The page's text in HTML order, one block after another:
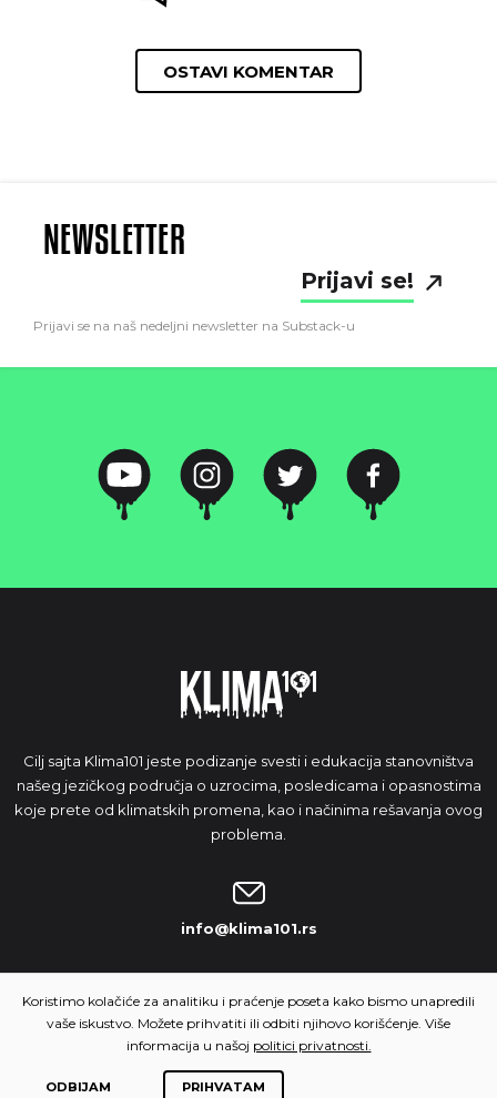
OSTAVI KOMENTAR
NEWSLETTER
Prijavi se!
Prijavi se na naš nedeljni newsletter na Substack-u
Cilj sajta Klima101 jeste podizanje svesti i edukacija stanovništva
našeg jezičkog područja o uzrocima, posledicama i opasnostima
koje prete od klimatskih promena, kao i načinima rešavanja ovog
problema.
info@klima101.rs
NAŠA IDEJA
Koristimo kolačiće za analitiku i praćenje poseta kako bismo unapredili
vaše iskustvo. Možete prihvatiti ili odbiti njihovo korišćenje. Više
informacija u našoj politici privatnosti.
ODBIJAM PRIHVATAM